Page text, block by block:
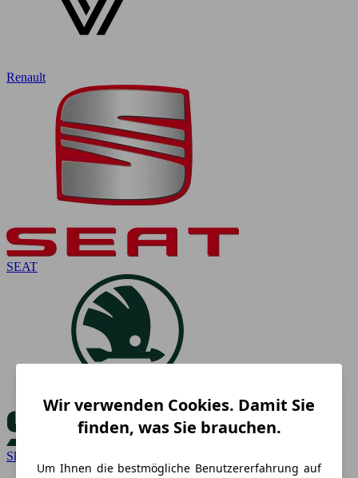
Renault
SEAT
Skoda
Wir verwenden Cookies. Damit Sie
finden, was Sie brauchen.
Um Ihnen die bestmögliche Benutzererfahrung auf